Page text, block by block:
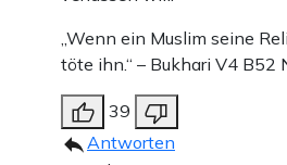
„Wenn ein Muslim seine
töte ihn.“ – Bukhari V4 B52
39
Antworten